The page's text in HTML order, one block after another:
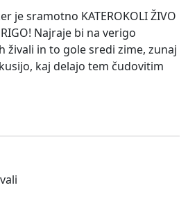
je sramotno KATEROKOLI ŽIVO
Najraje bi na verigo
živali in to gole sredi zime, zunaj
kaj delajo tem čudovitim